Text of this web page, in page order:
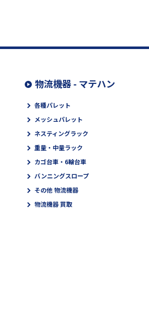
物流機器 - マテハン
各種パレット
メッシュパレット
ネスティングラック
重量・中量ラック
カゴ台車・6輪台車
バンニングスロープ
その他 物流機器
物流機器 買取